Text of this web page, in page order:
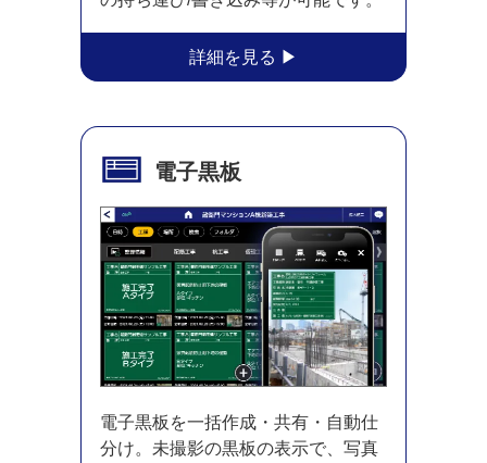
電子黒板
電子黒板を一括作成・共有・自動仕
分け。未撮影の黒板の表示で、写真